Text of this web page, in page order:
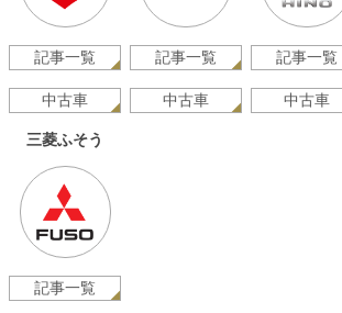
記事一覧
中古車
記事一覧
中古車
記事一覧
中古車
三菱ふそう
記事一覧